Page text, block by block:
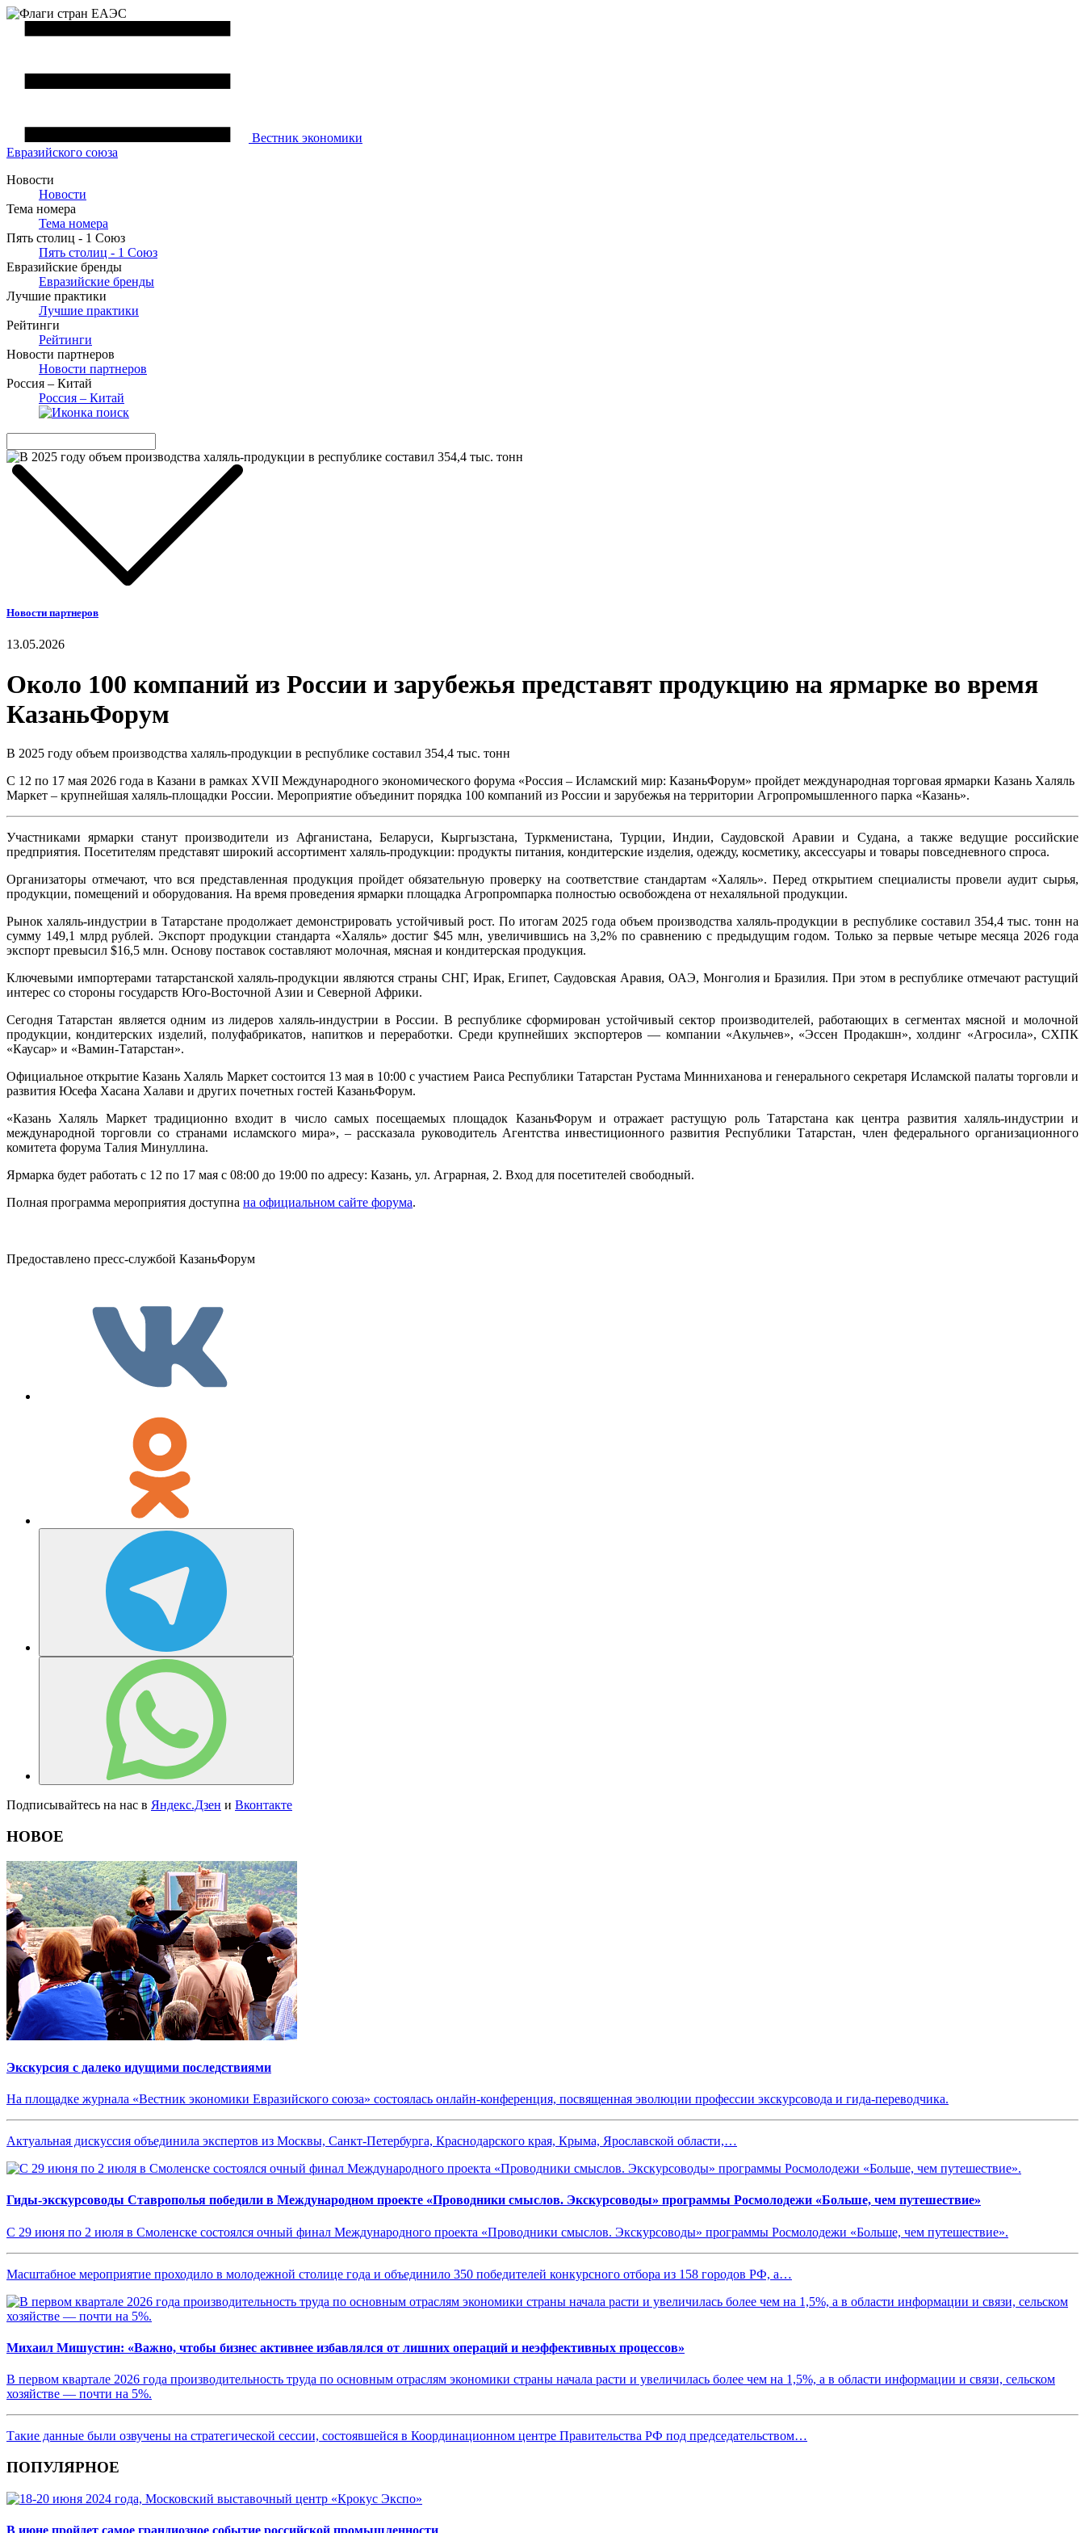
Вестник экономики
Евразийского союза
Новости
Новости
Тема номера
Тема номера
Пять столиц - 1 Союз
Пять столиц - 1 Союз
Евразийские бренды
Евразийские бренды
Лучшие практики
Лучшие практики
Рейтинги
Рейтинги
Новости партнеров
Новости партнеров
Россия – Китай
Россия – Китай
Новости партнеров
13.05.2026
Около 100 компаний из России и зарубежья представят продукцию на ярмарке во время
КазаньФорум
В 2025 году объем производства халяль-продукции в республике составил 354,4 тыс. тонн
С 12 по 17 мая 2026 года в Казани в рамках XVII Международного экономического форума «Россия – Исламский мир: КазаньФорум» пройдет международная торговая ярмарки Казань Халяль
Маркет – крупнейшая халяль-площадки России. Мероприятие объединит порядка 100 компаний из России и зарубежья на территории Агропромышленного парка «Казань».
Участниками ярмарки станут производители из Афганистана, Беларуси, Кыргызстана, Туркменистана, Турции, Индии, Саудовской Аравии и Судана, а также ведущие российские
предприятия. Посетителям представят широкий ассортимент халяль-продукции: продукты питания, кондитерские изделия, одежду, косметику, аксессуары и товары повседневного спроса.
Организаторы отмечают, что вся представленная продукция пройдет обязательную проверку на соответствие стандартам «Халяль». Перед открытием специалисты провели аудит сырья,
продукции, помещений и оборудования. На время проведения ярмарки площадка Агропромпарка полностью освобождена от нехаляльной продукции.
Рынок халяль-индустрии в Татарстане продолжает демонстрировать устойчивый рост. По итогам 2025 года объем производства халяль-продукции в республике составил 354,4 тыс. тонн на
сумму 149,1 млрд рублей. Экспорт продукции стандарта «Халяль» достиг $45 млн, увеличившись на 3,2% по сравнению с предыдущим годом. Только за первые четыре месяца 2026 года
экспорт превысил $16,5 млн. Основу поставок составляют молочная, мясная и кондитерская продукция.
Ключевыми импортерами татарстанской халяль-продукции являются страны СНГ, Ирак, Египет, Саудовская Аравия, ОАЭ, Монголия и Бразилия. При этом в республике отмечают растущий
интерес со стороны государств Юго-Восточной Азии и Северной Африки.
Сегодня Татарстан является одним из лидеров халяль-индустрии в России. В республике сформирован устойчивый сектор производителей, работающих в сегментах мясной и молочной
продукции, кондитерских изделий, полуфабрикатов, напитков и переработки. Среди крупнейших экспортеров — компании «Акульчев», «Эссен Продакшн», холдинг «Агросила», СХПК
«Каусар» и «Вамин-Татарстан».
Официальное открытие Казань Халяль Маркет состоится 13 мая в 10:00 с участием Раиса Республики Татарстан Рустама Минниханова и генерального секретаря Исламской палаты торговли и
развития Юсефа Хасана Халави и других почетных гостей КазаньФорум.
«Казань Халяль Маркет традиционно входит в число самых посещаемых площадок КазаньФорум и отражает растущую роль Татарстана как центра развития халяль-индустрии и
международной торговли со странами исламского мира», – рассказала руководитель Агентства инвестиционного развития Республики Татарстан, член федерального организационного
комитета форума Талия Минуллина.
Ярмарка будет работать с 12 по 17 мая с 08:00 до 19:00 по адресу: Казань, ул. Аграрная, 2. Вход для посетителей свободный.
Полная программа мероприятия доступна на официальном сайте форума.
Предоставлено пресс-службой КазаньФорум
Подписывайтесь на нас в Яндекс.Дзен и Вконтакте
НОВОЕ
Экскурсия с далеко идущими последствиями
На площадке журнала «Вестник экономики Евразийского союза» состоялась онлайн-конференция, посвященная эволюции профессии экскурсовода и гида-переводчика.
Актуальная дискуссия объединила экспертов из Москвы, Санкт-Петербурга, Краснодарского края, Крыма, Ярославской области,…
Гиды-экскурсоводы Ставрополья победили в Международном проекте «Проводники смыслов. Экскурсоводы» программы Росмолодежи «Больше, чем путешествие»
С 29 июня по 2 июля в Смоленске состоялся очный финал Международного проекта «Проводники смыслов. Экскурсоводы» программы Росмолодежи «Больше, чем путешествие».
Масштабное мероприятие проходило в молодежной столице года и объединило 350 победителей конкурсного отбора из 158 городов РФ, а…
Михаил Мишустин: «Важно, чтобы бизнес активнее избавлялся от лишних операций и неэффективных процессов»
В первом квартале 2026 года производительность труда по основным отраслям экономики страны начала расти и увеличилась более чем на 1,5%, а в области информации и связи, сельском
хозяйстве — почти на 5%.
Такие данные были озвучены на стратегической сессии, состоявшейся в Координационном центре Правительства РФ под председательством…
ПОПУЛЯРНОЕ
В июне пройдет самое грандиозное событие российской промышленности